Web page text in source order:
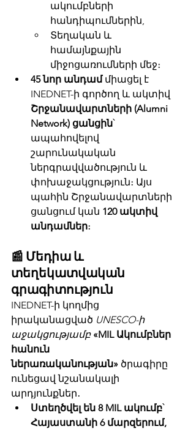
ակումբների
հանդիպումներին,
Տեղական և
համայնքային
միջոցառումների մեջ։
45 նոր անդամ միացել է
INEDNET-ի գործող և ակտիվ
Շրջանավարտների (Alumni
Network) ցանցին՝
ապահովելով
շարունակական
ներգրավվածություն և
փոխաջակցություն։ Այս
պահին Շրջանավարտների
ցանցում կան 120 ակտիվ
անդամներ։
📰 Մեդիա և
տեղեկատվական
գրագիտություն
INEDNET-ի կողմից
իրականացված UNESCO-ի
աջակցությամբ «MIL Ակումբներ
հանուն
ներառականության» ծրագիրը
ունեցավ նշանակալի
արդյունքներ․
Ստեղծվել են 8 MIL ակումբ՝
Հայաստանի 6 մարզերում,